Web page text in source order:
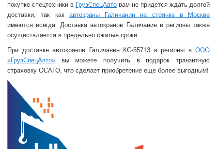
покупке спецтехники в ГрузСпецАвто вам не придется ждать долгой
доставки, так как автокраны Галичанин на стоянке в Москве
имеются всегда. Доставка автокранов Галичанин в регионы также
осуществляется в предельно сжатые сроки.
При доставке автокранов Галичанин КС-55713 в регионы в ООО
«ГрузСпецАвто» вы можете получить в подарок транзитную
страховку ОСАГО, что сделает приобретение еще более выгодным!